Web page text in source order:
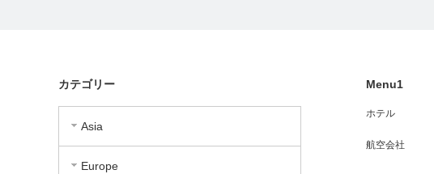
カテゴリー
Asia
Europe
Menu1
ホテル
航空会社